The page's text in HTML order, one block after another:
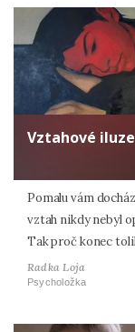
údajů.
Vztahové iluze
Pomalu vám
vztah nikdy nebyl
Tak proč konec
Radka Loja
Psycholožka